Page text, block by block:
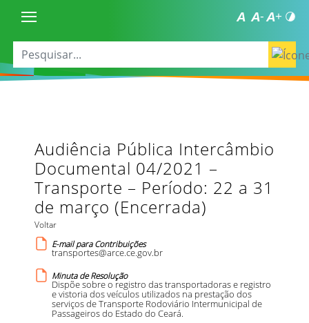
Audiência Pública Intercâmbio
Documental 04/2021 –
Transporte – Período: 22 a 31
de março (Encerrada)
Voltar
E-mail para Contribuições
transportes@arce.ce.gov.br
Minuta de Resolução
Dispõe sobre o registro das transportadoras e registro
e vistoria dos veículos utilizados na prestação dos
serviços de Transporte Rodoviário Intermunicipal de
Passageiros do Estado do Ceará.